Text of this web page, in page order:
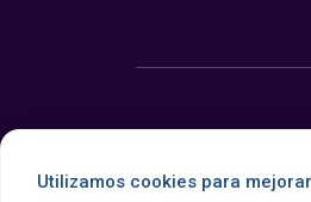
Utilizamos cookies para